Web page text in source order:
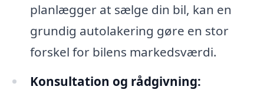
planlægger at sælge din bil, kan en
grundig autolakering gøre en stor
forskel for bilens markedsværdi.
Konsultation og rådgivning: